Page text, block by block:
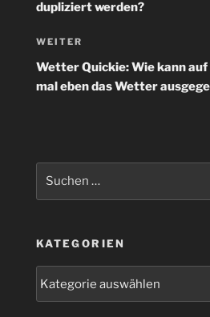
dupliziert werden?
Nächster
Beitrag
WEITER
Wetter Quickie: Wie kann
mal eben das Wetter
KATEGORIEN